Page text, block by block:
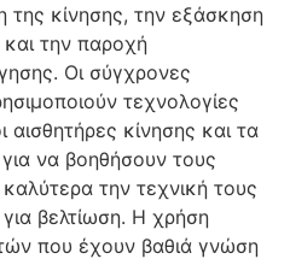
της κίνησης, την εξάσκηση
την παροχή
Οι σύγχρονες
τεχνολογίες
κίνησης και τα
να βοηθήσουν τους
την τεχνική τους
βελτίωση. Η χρήση
που έχουν βαθιά γνώση